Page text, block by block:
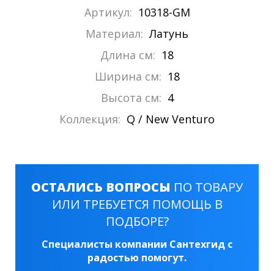
Артикул: 10318-GM
Материал: Латунь
Длина см: 18
Ширина см: 18
Высота см: 4
Коллекция: Q / New Venturo
ОСТАЛИСЬ ВОПРОСЫ ПО ТОВАРУ
ИЛИ ТРЕБУЕТСЯ ПОМОЩЬ В
ПОДБОРЕ?
Специалисты компании Сантехгид с
радостью помогут.